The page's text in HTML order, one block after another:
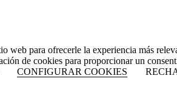
web para ofrecerle la experiencia más
de cookies para proporcionar un
CONFIGURAR COOKIES